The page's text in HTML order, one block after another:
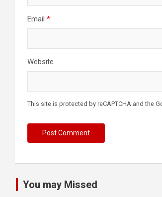
Email *
Website
This site is protected by reCAPTCHA and the
You may Missed